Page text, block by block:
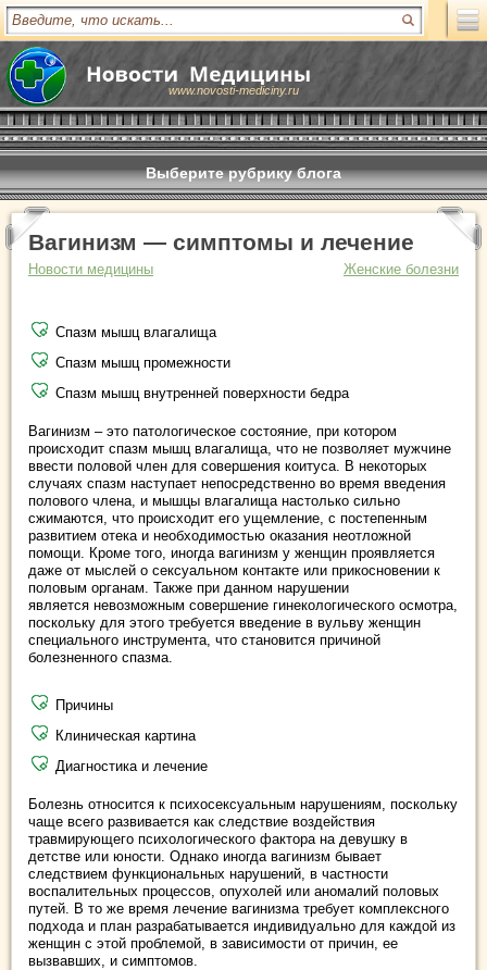
www.novosti-mediciny.ru
Выберите рубрику блога
Вагинизм — симптомы и лечение
Новости медицины Женские болезни
Спазм мышц влагалища
Спазм мышц промежности
Спазм мышц внутренней поверхности бедра
Вагинизм – это патологическое состояние, при котором
происходит спазм мышц влагалища, что не позволяет мужчине
ввести половой член для совершения коитуса. В некоторых
случаях спазм наступает непосредственно во время введения
полового члена, и мышцы влагалища настолько сильно
сжимаются, что происходит его ущемление, с постепенным
развитием отека и необходимостью оказания неотложной
помощи. Кроме того, иногда вагинизм у женщин проявляется
даже от мыслей о сексуальном контакте или прикосновении к
половым органам. Также при данном нарушении
является невозможным совершение гинекологического осмотра,
поскольку для этого требуется введение в вульву женщин
специального инструмента, что становится причиной
болезненного спазма.
Причины
Клиническая картина
Диагностика и лечение
Болезнь относится к психосексуальным нарушениям, поскольку
чаще всего развивается как следствие воздействия
травмирующего психологического фактора на девушку в
детстве или юности. Однако иногда вагинизм бывает
следствием функциональных нарушений, в частности
воспалительных процессов, опухолей или аномалий половых
путей. В то же время лечение вагинизма требует комплексного
подхода и план разрабатывается индивидуально для каждой из
женщин с этой проблемой, в зависимости от причин, ее
вызвавших, и симптомов.